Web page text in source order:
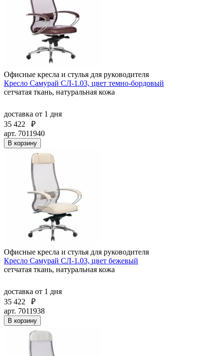
Офисные кресла и стулья для руководителя
Кресло Самурай СЛ-1.03, цвет темно-бордовый
сетчатая ткань, натуральная кожа
доставка от 1 дня
35 422
₽
арт. 7011940
В корзину
Офисные кресла и стулья для руководителя
Кресло Самурай СЛ-1.03, цвет бежевый
сетчатая ткань, натуральная кожа
доставка от 1 дня
35 422
₽
арт. 7011938
В корзину